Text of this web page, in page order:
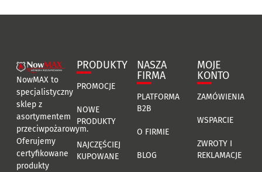
NowMAX to
specjalistyczny
sklep z
asortymentem
przeciwpożarowym.
Oferujemy
certyfikowane
produkty
PRODUKTY
PROMOCJE
NOWE
PRODUKTY
NAJCZĘŚCIEJ
KUPOWANE
NASZA
FIRMA
PLATFORMA
B2B
O FIRMIE
BLOG
MOJE
KONTO
ZAMÓWIENIA
WSPARCIE
ZWROTY I
REKLAMACJE